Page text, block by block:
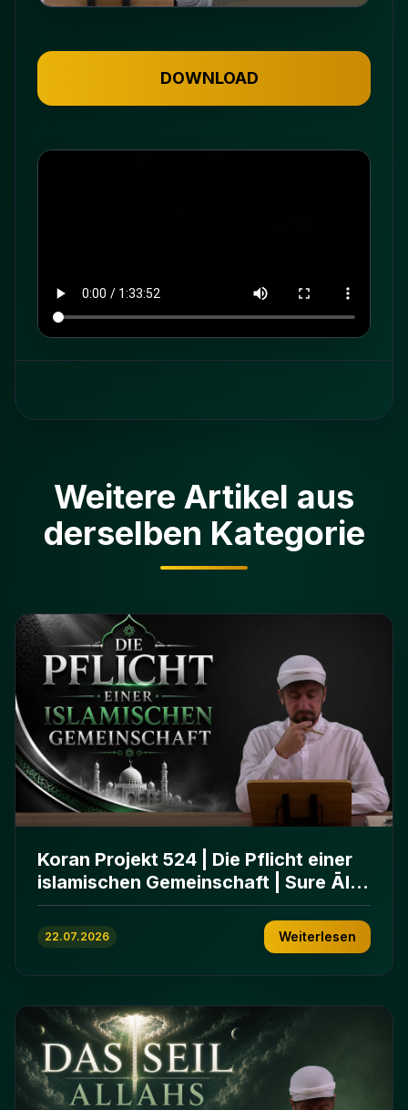
DOWNLOAD
Weitere Artikel aus
derselben Kategorie
Koran Projekt 524 | Die Pflicht einer
islamischen Gemeinschaft | Sure Āl
ʿImrān 103-112
22.07.2026 Weiterlesen